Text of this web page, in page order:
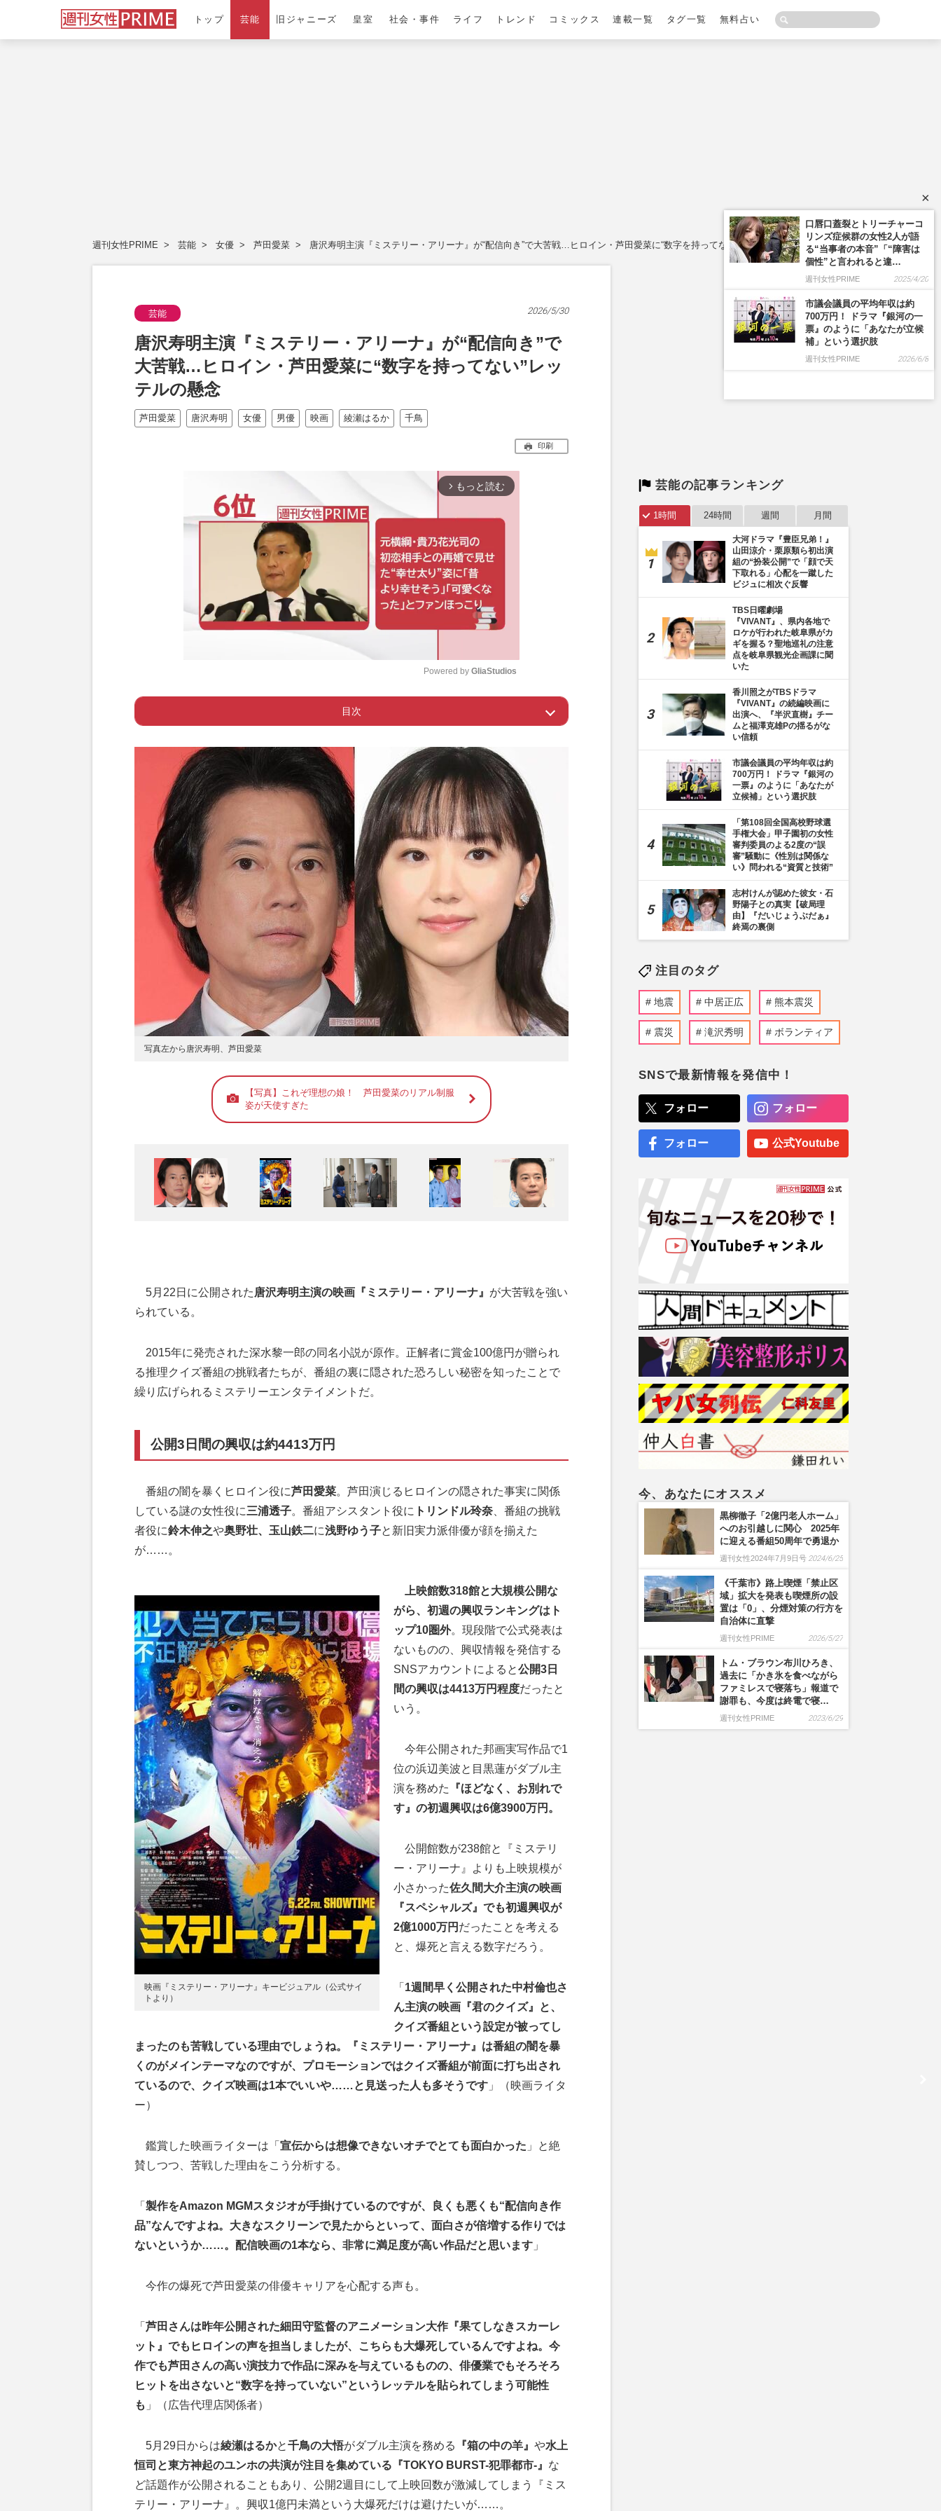
トップ 芸能 旧ジャニーズ 皇室 社会・事件 ライフ トレンド コミックス 連載一覧 タグ一覧 無料占い
週刊女性PRIME 芸能 女優 芦田愛菜 唐沢寿明主演『ミステリー・アリーナ』が“配信向き”で大苦戦…ヒロイン・芦田愛菜に“数字を持ってない”レッテルの懸念
芸能 2026/5/30
唐沢寿明主演『ミステリー・アリーナ』が“配信向き”で
大苦戦…ヒロイン・芦田愛菜に“数字を持ってない”レッ
テルの懸念
芦田愛菜 唐沢寿明 女優 男優 映画 綾瀬はるか 千鳥
印刷
arrow_forward_ios もっと読む
t
Powered by GliaStudios
目次
Page 1 ー 公開3日間の興収は約4413万円
写真左から唐沢寿明、芦田愛菜
【写真】これぞ理想の娘！ 芦田愛菜のリアル制服
姿が天使すぎた
5月22日に公開された 唐沢寿明主演の映画『ミステリー・アリーナ』 が大苦戦を強い
られている。
2015年に発売された深水黎一郎の同名小説が原作。正解者に賞金100億円が贈られ
る推理クイズ番組の挑戦者たちが、番組の裏に隠された恐ろしい秘密を知ったことで
繰り広げられるミステリーエンタテイメントだ。
公開3日間の興収は約4413万円
番組の闇を暴くヒロイン役に芦田愛菜。芦田演じるヒロインの隠された事実に関係
している謎の女性役に三浦透子。番組アシスタント役に トリンドル玲奈 、番組の挑戦
者役に鈴木伸之や奥野壮、玉山鉄二に浅野ゆう子と新旧実力派俳優が顔を揃えた
が……。
映画『ミステリー・アリーナ』キービジュアル（公式サイ
トより）
上映館数318館と大規模公開な
がら、初週の興収ランキングはト
ップ10圏外。現段階で公式発表は
ないものの、興収情報を発信する
SNSアカウントによると公開3日
間の興収は4413万円程度だったと
いう。
今年公開された邦画実写作品で1
位の浜辺美波と目黒蓮がダブル主
演を務めた
『ほどなく、お別れで
す』の初週興収は6億3900万円。
公開館数が238館と『ミステリ
ー・アリーナ』よりも上映規模が
小さかった佐久間大介主演の映画
『スペシャルズ』でも初週興収が
2億1000万円 だったことを考える
と、爆死と言える数字だろう。
「 1週間早く公開された中村倫也さ
ん主演の映画『君のクイズ』と、
クイズ番組という設定が被ってし
まったのも苦戦している理由でしょうね。『ミステリー・アリーナ』は番組の闇を暴
くのがメインテーマなのですが、プロモーションではクイズ番組が前面に打ち出され
ているので、クイズ映画は1本でいいや……と見送った人も多そうです 」（映画ライタ
ー）
鑑賞した映画ライターは「 宣伝からは想像できないオチでとても面白かった 」と絶
賛しつつ、苦戦した理由をこう分析する。
「 製作をAmazon MGMスタジオが手掛けているのですが、良くも悪くも“配信向き作
品”なんですよね。大きなスクリーンで見たからといって、面白さが倍増する作りでは
ないというか……。配信映画の1本なら、非常に満足度が高い作品だと思います 」
今作の爆死で芦田愛菜の俳優キャリアを心配する声も。
「 芦田さんは昨年公開された細田守監督のアニメーション大作『果てしなきスカーレ
ット』でもヒロインの声を担当しましたが、こちらも大爆死しているんですよね。今
作でも芦田さんの高い演技力で作品に深みを与えているものの、俳優業でもそろそろ
ヒットを出さないと“数字を持っていない”というレッテルを貼られてしまう可能性
も 」（広告代理店関係者）
5月29日からは綾瀬はるかと千鳥の大悟がダブル主演を務める 『箱の中の羊』 や水上
恒司と東方神起のユンホの共演が注目を集めている『TOKYO BURST-犯罪都市-』 な
ど話題作が公開されることもあり、公開2週目にして上映回数が激減してしまう『ミス
テリー・アリーナ』。興収1億円未満という大爆死だけは避けたいが……。
芸能の記事ランキング
1時間 24時間 週間 月間
大河ドラマ『豊臣兄弟！』
山田涼介・栗原類ら初出演
組の“扮装公開”で「顔で天
下取れる」心配を一蹴した
ビジュに相次ぐ反響
TBS日曜劇場
『VIVANT』、県内各地で
ロケが行われた岐阜県がカ
ギを握る？聖地巡礼の注意
点を岐阜県観光企画課に聞
いた
香川照之がTBSドラマ
『VIVANT』の続編映画に
出演へ、『半沢直樹』チー
ムと福澤克雄Pの揺るがな
い信頼
市議会議員の平均年収は約
700万円！ ドラマ『銀河の
一票』のように「あなたが
立候補」という選択肢
「第108回全国高校野球選
手権大会」甲子園初の女性
審判委員のよる2度の“誤
審”騒動に《性別は関係な
い》問われる“資質と技術”
志村けんが認めた彼女・石
野陽子との真実【破局理
由】『だいじょうぶだぁ』
終焉の裏側
注目のタグ
地震 中居正広 熊本震災
震災 滝沢秀明 ボランティア
SNSで最新情報を発信中！
フォロー フォロー
フォロー 公式Youtube
今、あなたにオススメ
黒柳徹子「2億円老人ホーム」
へのお引越しに関心 2025年
に迎える番組50周年で勇退か
週刊女性2024年7月9日号 2024/6/25
《千葉市》路上喫煙「禁止区
域」拡大を発表も喫煙所の設
置は「0」、分煙対策の行方を
自治体に直撃
週刊女性PRIME 2026/5/27
トム・ブラウン布川ひろき、
過去に「かき氷を食べながら
ファミレスで寝落ち」報道で
謝罪も、今度は終電で寝…
週刊女性PRIME 2023/6/29
×